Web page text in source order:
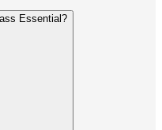
Essential?